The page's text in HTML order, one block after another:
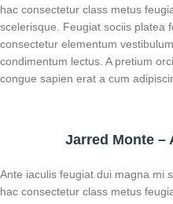
hac consectetur class metus
scelerisque. Feugiat sociis platea
consectetur elementum
condimentum lectus. A pretium
congue sapien erat a cum
Jarred Monte –
Ante iaculis feugiat dui magna mi
hac consectetur class metus